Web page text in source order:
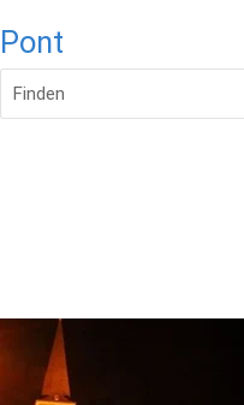
Pont
Finden